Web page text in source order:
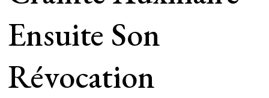
Ensuite Son
Révocation